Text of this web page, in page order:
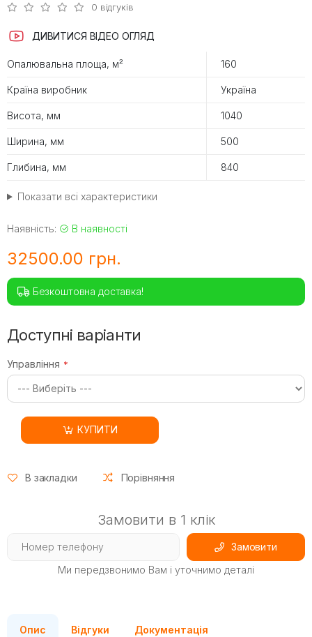
0 відгуків
ДИВИТИСЯ ВІДЕО ОГЛЯД
Опалювальна площа, м² 160
Країна виробник Україна
Висота, мм 1040
Ширина, мм 500
Глибина, мм 840
Показати всі характеристики
Наявність: В наявності
32500.00 грн.
Безкоштовна доставка!
Доступні варіанти
Управління
КУПИТИ
В закладки Порівняння
Замовити в 1 клік
Замовити
Ми передзвонимо Вам і уточнимо деталі
Опис Відгуки Документація